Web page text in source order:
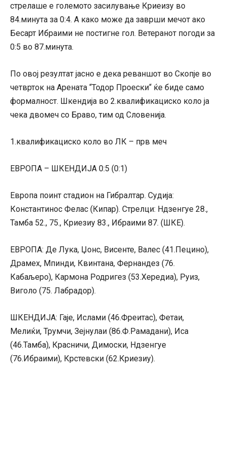
стрелаше е големото засилување Криеизу во
84.минута за 0:4. А како може да заврши мечот ако
Бесарт Ибраими не постигне гол. Ветеранот погоди за
0:5 во 87.минута.
По овој резултат јасно е дека реваншот во Скопје во
четврток на Арената “Тодор Проески“ ќе биде само
формалност. Шкендија во 2.квалификациско коло ја
чека двомеч со Браво, тим од Словенија.
1.квалификациско коло во ЛК – прв меч
ЕВРОПА – ШКЕНДИЈА 0:5 (0:1)
Европа поинт стадион на Гибралтар. Судија:
Константинос Фелас (Кипар). Стрелци: Ндзенгуе 28.,
Тамба 52., 75., Криезиу 83., Ибраими 87. (ШКЕ).
ЕВРОПА: Де Лука, Џонс, Висенте, Валес (41.Пецино),
Драмех, Мпинди, Квинтана, Фернандез (76.
Кабаљеро), Кармона Родригез (53.Хередиа), Руиз,
Виголо (75. Лабрадор).
ШКЕНДИЈА: Гаје, Ислами (46.Фреитас), Фетаи,
Мелиќи, Трумчи, Зејнулаи (86.Ф.Рамадани), Иса
(46.Тамба), Красничи, Димоски, Ндзенгуе
(76.Ибраими), Крстевски (62.Криезиу).